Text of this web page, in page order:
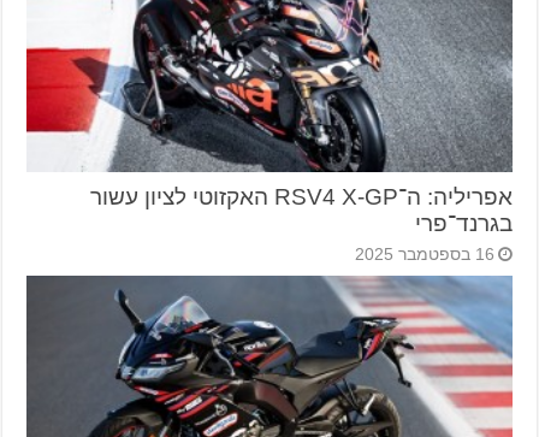
אפריליה: ה־RSV4 X-GP האקזוטי לציון עשור
בגרנד־פרי
16 בספטמבר 2025